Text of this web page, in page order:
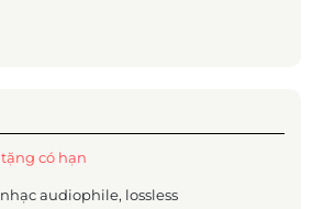
có hạn
audiophile, lossless